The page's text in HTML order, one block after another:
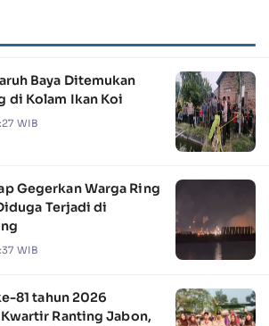
Baya Ditemukan
di Kolam Ikan Koi
WIB
Gegerkan Warga Ring
Terjadi di
WIB
81 tahun 2026
Ranting Jabon,